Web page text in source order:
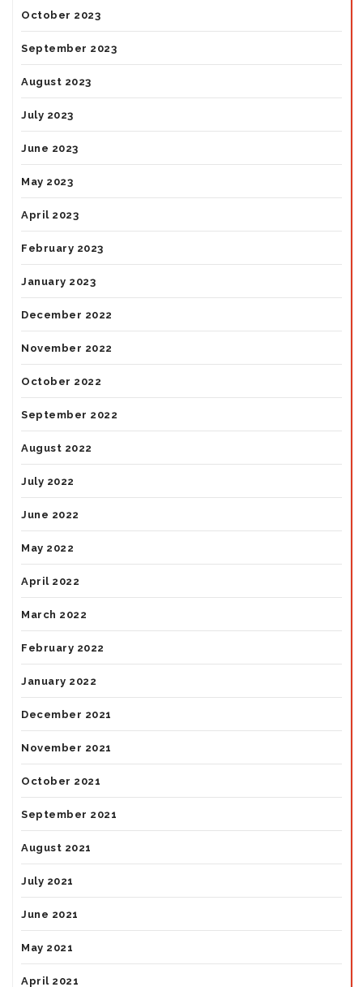
October 2023
September 2023
August 2023
July 2023
June 2023
May 2023
April 2023
February 2023
January 2023
December 2022
November 2022
October 2022
September 2022
August 2022
July 2022
June 2022
May 2022
April 2022
March 2022
February 2022
January 2022
December 2021
November 2021
October 2021
September 2021
August 2021
July 2021
June 2021
May 2021
April 2021